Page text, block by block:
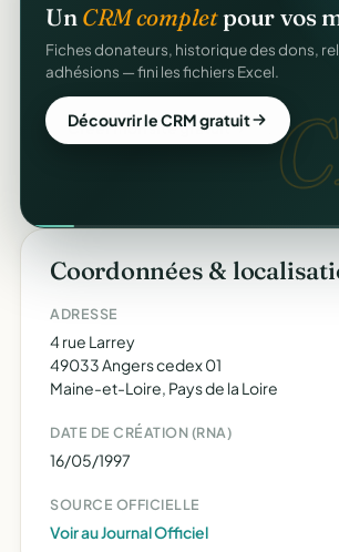
Un CRM completpour vos
Fiches donateurs, historique des dons,
adhésions — fini les fichiers Excel.
Découvrir le CRM gratuit
Coordonnées &
ADRESSE
4 rue Larrey
49033 Angers cedex 01
Maine-et-Loire, Pays de la Loire
DATE DE CRÉATION (RNA)
16/05/1997
SOURCE OFFICIELLE
Voir au Journal Officiel